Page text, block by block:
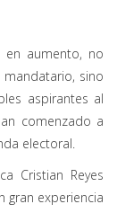
en aumento, no
sino
aspirantes al
comenzado a
electoral.
Cristian Reyes
gran experiencia